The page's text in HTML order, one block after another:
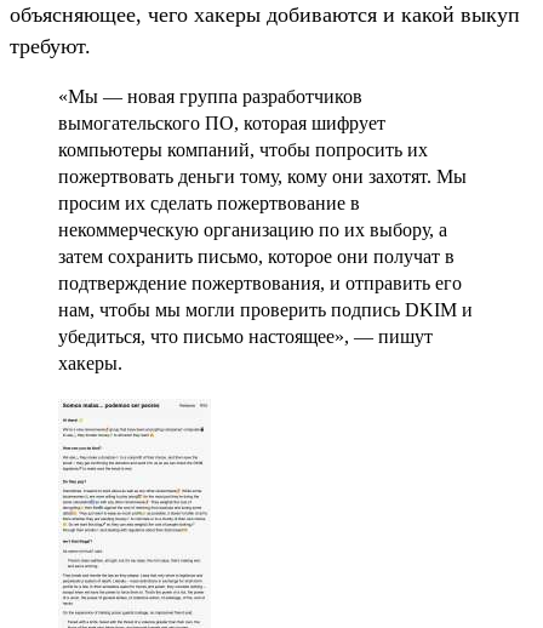
объясняющее, чего хакеры добиваются и какой выкуп
требуют.
«Мы — новая группа разработчиков
вымогательского ПО, которая шифрует
компьютеры компаний, чтобы попросить их
пожертвовать деньги тому, кому они захотят. Мы
просим их сделать пожертвование в
некоммерческую организацию по их выбору, а
затем сохранить письмо, которое они получат в
подтверждение пожертвования, и отправить его
нам, чтобы мы могли проверить подпись DKIM и
убедиться, что письмо настоящее», — пишут
хакеры.